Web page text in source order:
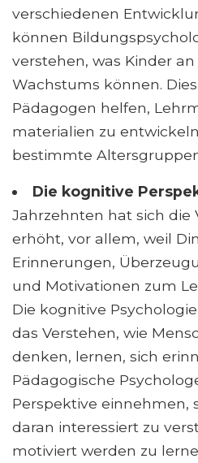
verschiedenen
können
verstehen, was Kinder
Wachstums können.
Pädagogen helfen,
materialien zu
bestimmte
Die kognitive
Jahrzehnten hat sich die
erhöht, vor allem, weil
Erinnerungen,
und Motivationen zum
Die kognitive
das Verstehen, wie
denken, lernen, sich
Pädagogische
Perspektive einnehmen,
daran interessiert zu
motiviert werden zu